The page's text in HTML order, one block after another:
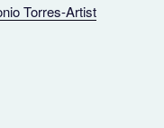
Torres-Artist